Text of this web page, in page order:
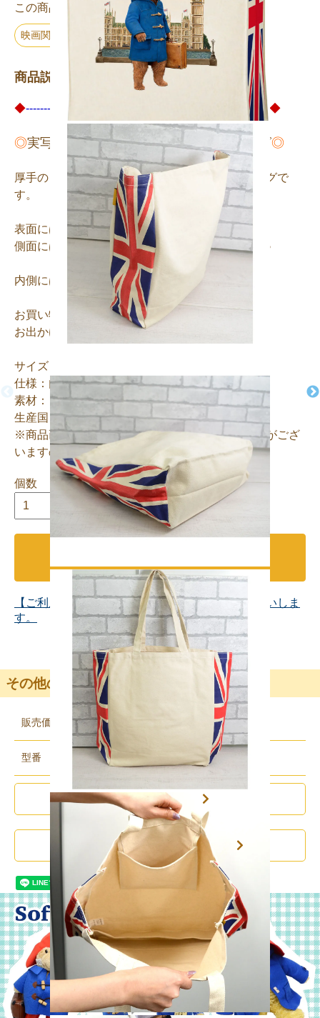
この商品のキーワード
映画関連グッズ ファッション バッグ
商品説明
◆------- ------- -------◆
◎実写映画版パディントン™のトートバッグ◎
厚手のコットンを使用したおしゃれなトートバッグで
す。
表面にはビッグベンに佇むパディントン™。
側面にはユニオンジャックのコントラストが素敵♪
内側には便利なポケット付き☆
お買い物やサブバッグ、
お出かけのお供にぴったり♪
サイズ：W34×H40×D12ｃｍ
仕様：内側ポケット×1
素材：コットン
生産国：インド
※商品画像と実物では多少色味に違いがある場合がござ
いますので予めご了承下さい。
個数
【ご利用・返品規約】ご注文前に必ずご確認お願いしま
す。
その他の詳細情報
販売価格 3,600円(税込3,960円)
型番 M00000006323
ご利用・返品規約
この商品について問い合わせる